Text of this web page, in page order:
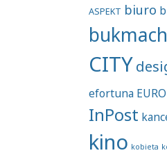
ASPEKT biuro
CITY
efortuna
InPost
kino kobieta